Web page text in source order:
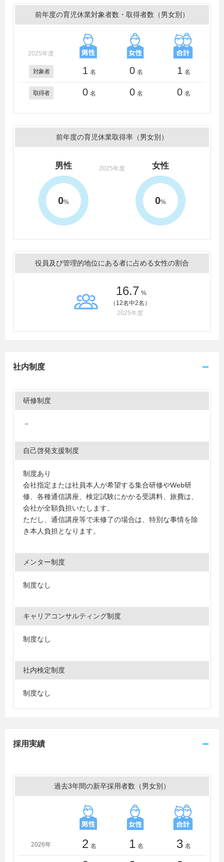
前年度の育児休業対象者数・取得者数（男女別）
2025年度
対象者 1 名 0 名 1 名
取得者 0 名 0 名 0 名
前年度の育児休業取得率（男女別）
2025年度
男性
0%
女性
0%
役員及び管理的地位にある者に占める女性の割合
16.7 %
（12名中2名）
2025年度
社内制度
研修制度
－
自己啓発支援制度
制度あり
会社指定または社員本人が希望する集合研修やWeb研
修、各種通信講座、検定試験にかかる受講料、旅費は、
会社が全額負担いたします。
ただし、通信講座等で未修了の場合は、特別な事情を除
き本人負担となります。
メンター制度
制度なし
キャリアコンサルティング制度
制度なし
社内検定制度
制度なし
採用実績
過去3年間の新卒採用者数（男女別）
2026年 2 名 1 名 3 名